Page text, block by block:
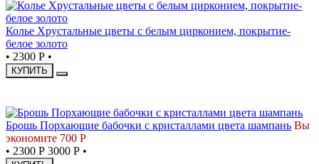
Колье Хрустальные цветы с белым цирконием, покрытие-
белое золото
• 2300 Р •
КУПИТЬ
Брошь Порхающие бабочки с кристаллами цвета шампань Вы
экономите 700 Р
• 2300 Р 3000 Р •